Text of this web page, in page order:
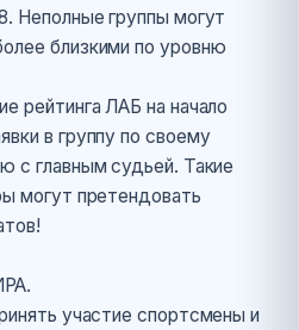
Неполные группы могут
близкими по уровню
рейтинга ЛАБ на начало
в группу по своему
с главным судьей. Такие
могут претендовать
участие спортсмены и